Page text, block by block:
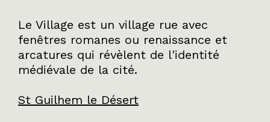
Le Village est un village rue avec
fenêtres romanes ou renaissance et
arcatures qui révèlent de l'identité
médiévale de la cité.
St Guilhem le Désert